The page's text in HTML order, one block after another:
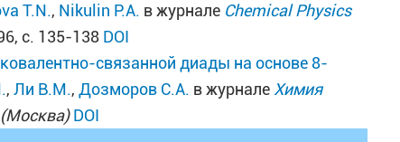
T.N., Nikulin P.A. в журнале Chemical Physics
с. 135-138 DOI
связанной диады на основе 8-
,Ли В.М.,Дозморов С.А. в журнале Химия
DOI